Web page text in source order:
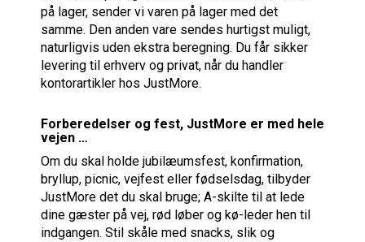
på lager, sender vi varen på lager med det
samme. Den anden vare sendes hurtigst muligt,
naturligvis uden ekstra beregning. Du får sikker
levering til erhverv og privat, når du handler
kontorartikler hos JustMore.
Forberedelser og fest, JustMore er med hele
vejen …
Om du skal holde jubilæumsfest, konfirmation,
bryllup, picnic, vejfest eller fødselsdag, tilbyder
JustMore det du skal bruge; A-skilte til at lede
dine gæster på vej, rød løber og kø-leder hen til
indgangen. Stil skåle med snacks, slik og